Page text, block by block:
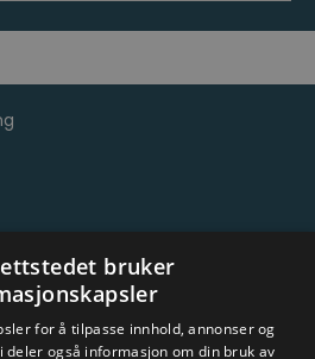
bruker
for å tilpasse innhold, annonser og
deler også informasjon om din bruk av